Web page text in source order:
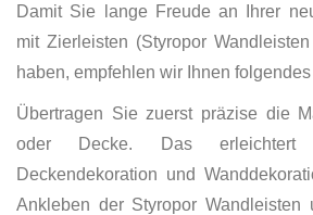
Damit Sie lange Freude an Ihrer
mit Zierleisten (Styropor
haben, empfehlen wir Ihnen
Übertragen Sie zuerst präzise die
oder Decke. Das
Deckendekoration und
Ankleben der Styropor Wandleisten